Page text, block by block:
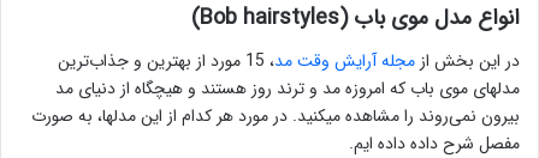
انواع مدل موی باب (Bob hairstyles)
در این بخش از مجله آرایش وقت مد
، 15 مورد از بهترین و جذاب‌ترین
مدلهای موی باب که امروزه مد و ترند روز هستند و هیچگاه از دنیای مد
بیرون نمی‌روند را مشاهده میکنید. در مورد هر کدام از این مدلها، به صورت
مفصل شرح داده داده ایم.